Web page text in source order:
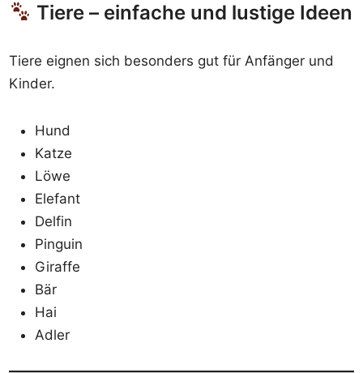
Tiere – einfache und lustige Ideen
Tiere eignen sich besonders gut für Anfänger und
Kinder.
Hund
Katze
Löwe
Elefant
Delfin
Pinguin
Giraffe
Bär
Hai
Adler